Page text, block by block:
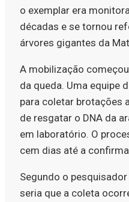
o exemplar era
décadas e se tornou
árvores gigantes da
A mobilização
da queda. Uma equipe
para coletar brotações
de resgatar o DNA da
em laboratório. O
cem dias até a
Segundo o
seria que a coleta